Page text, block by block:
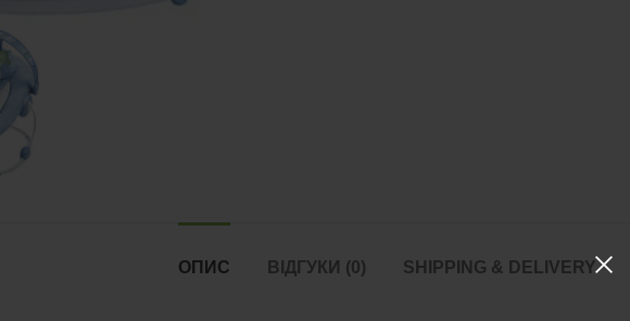
ОПИС ВІДГУКИ (0) SHIPPING & DELIVERY